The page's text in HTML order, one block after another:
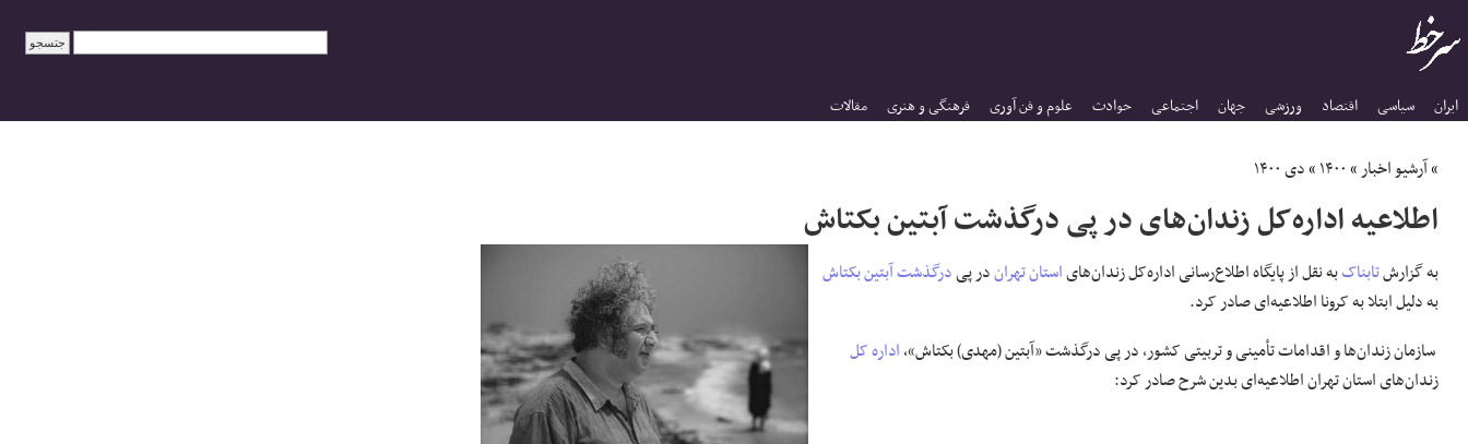
ایران سیاسی اقتصاد ورزشی جهان اجتماعی حوادث علوم و فن آوری فرهنگی و هنری مقالات
»آرشیو اخبار»۱۴۰۰»دی ۱۴۰۰
اطلاعیه اداره‌کل زندان‌های در پی درگذشت آبتین بکتاش
به گزارشتابناکبه نقل از پایگاه اطلاع‌رسانیاداره‌کل زندان‌هایاستان تهراندر پیدرگذشتآبتینبکتاش
به دلیل ابتلا به کرونا اطلاعیه‌ای صادر کرد.
سازمان زندان‌ها و اقدامات تأمینی و تربیتی کشور، در پی درگذشت «آبتین (مهدی) بکتاش»،اداره کل
زندان‌های استان تهران اطلاعیه‌ای بدین شرح صادر کرد: